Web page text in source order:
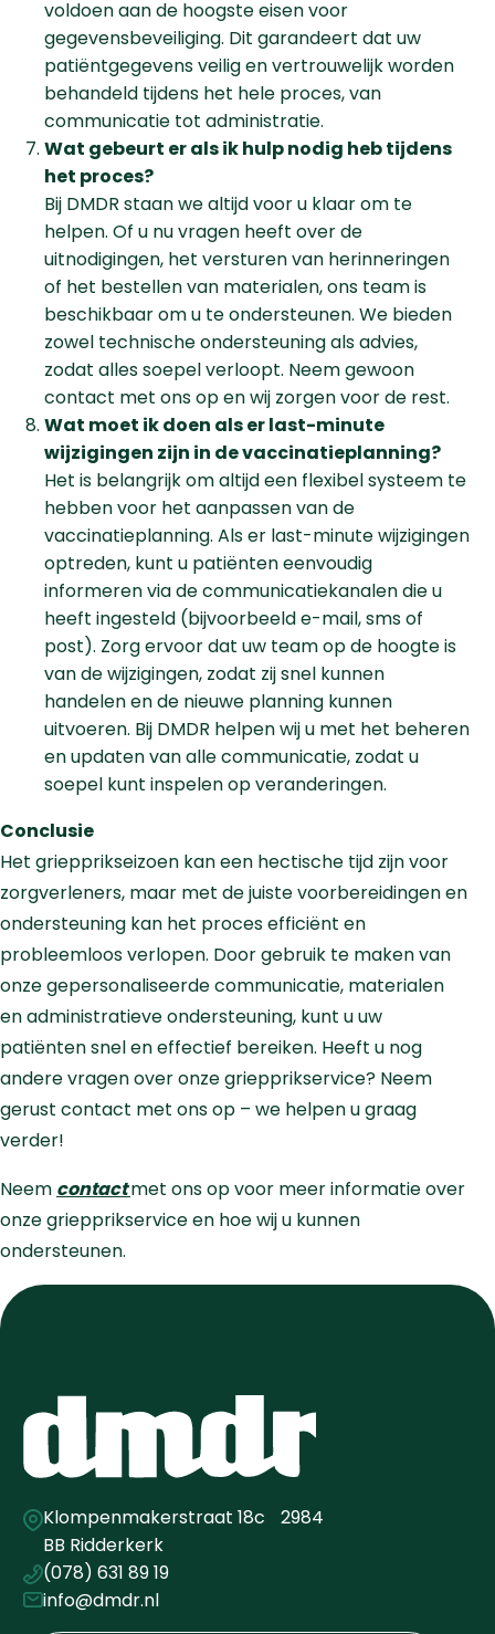
voldoen aan de hoogste eisen voor
gegevensbeveiliging. Dit garandeert dat uw
patiëntgegevens veilig en vertrouwelijk worden
behandeld tijdens het hele proces, van
communicatie tot administratie.
Wat gebeurt er als ik hulp nodig heb tijdens
het proces?
Bij DMDR staan we altijd voor u klaar om te
helpen. Of u nu vragen heeft over de
uitnodigingen, het versturen van herinneringen
of het bestellen van materialen, ons team is
beschikbaar om u te ondersteunen. We bieden
zowel technische ondersteuning als advies,
zodat alles soepel verloopt. Neem gewoon
contact met ons op en wij zorgen voor de rest.
Wat moet ik doen als er last-minute
wijzigingen zijn in de vaccinatieplanning?
Het is belangrijk om altijd een flexibel systeem te
hebben voor het aanpassen van de
vaccinatieplanning. Als er last-minute wijzigingen
optreden, kunt u patiënten eenvoudig
informeren via de communicatiekanalen die u
heeft ingesteld (bijvoorbeeld e-mail, sms of
post). Zorg ervoor dat uw team op de hoogte is
van de wijzigingen, zodat zij snel kunnen
handelen en de nieuwe planning kunnen
uitvoeren. Bij DMDR helpen wij u met het beheren
en updaten van alle communicatie, zodat u
soepel kunt inspelen op veranderingen.
Conclusie
Het griepprikseizoen kan een hectische tijd zijn voor
zorgverleners, maar met de juiste voorbereidingen en
ondersteuning kan het proces efficiënt en
probleemloos verlopen. Door gebruik te maken van
onze gepersonaliseerde communicatie, materialen
en administratieve ondersteuning, kunt u uw
patiënten snel en effectief bereiken. Heeft u nog
andere vragen over onze griepprikservice? Neem
gerust contact met ons op – we helpen u graag
verder!
Neem contactmet ons op voor meer informatie over
onze griepprikservice en hoe wij u kunnen
ondersteunen.
Klompenmakerstraat 18c 2984
BB Ridderkerk
(078) 631 89 19
info@dmdr.nl